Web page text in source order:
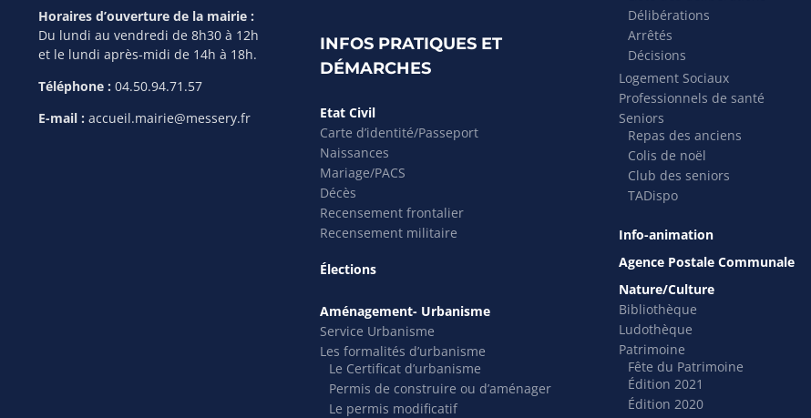
Horaires d’ouverture de la mairie :
Du lundi au vendredi de 8h30 à 12h
et le lundi après-midi de 14h à 18h.
Téléphone : 04.50.94.71.57
E-mail : accueil.mairie@messery.fr
INFOS PRATIQUES ET
DÉMARCHES
Etat Civil
Carte d’identité/Passeport
Naissances
Mariage/PACS
Décès
Recensement frontalier
Recensement militaire
Élections
Aménagement- Urbanisme
Service Urbanisme
Les formalités d’urbanisme
Le Certificat d’urbanisme
Permis de construire ou d’aménager
Le permis modificatif
Délibérations
Arrêtés
Décisions
Logement Sociaux
Professionnels de santé
Seniors
Repas des anciens
Colis de noël
Club des seniors
TADispo
Info-animation
Agence Postale Communale
Nature/Culture
Bibliothèque
Ludothèque
Patrimoine
Fête du Patrimoine
Édition 2021
Édition 2020